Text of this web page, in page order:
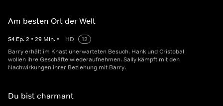
Am besten Ort der Welt
S4 Ep.2 • 29 Min. • HD
12
Barry erhält im Knast unerwarteten Besuch. Hank und Cristobal
wollen ihre Geschäfte wiederaufnehmen. Sally kämpft mit den
Nachwirkungen ihrer Beziehung mit Barry.
Du bist charmant